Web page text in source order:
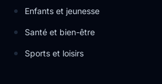
Enfants et jeunesse
Santé et bien-être
Sports et loisirs